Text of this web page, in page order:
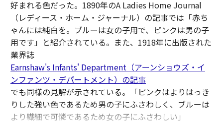
好まれる色だった。1890年のA Ladies Home Journal
（レディース・ホーム・ジャーナル）の記事では「赤ち
ゃんには純白を。ブルーは女の子用で、ピンクは男の子
用です」と紹介されている。また、1918年に出版された
業界誌
Earnshaw's Infants' Department（アーンショウズ・イ
ンファンツ・デパートメント）の記事
でも同様の見解が示されている。「ピンクはよりはっき
りした強い色であるため男の子にふさわしく、ブルーは
より繊細で可憐であるため女の子にふさわしい」